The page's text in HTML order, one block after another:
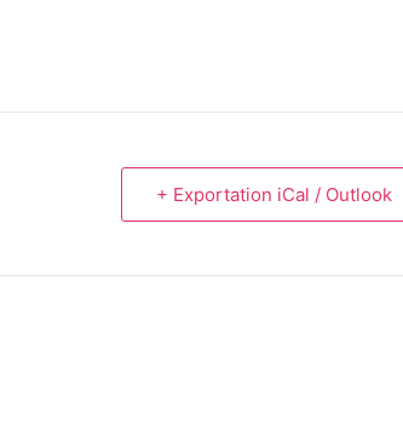
+ Exportation iCal / Outlook